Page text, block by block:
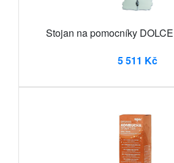
Stojan na pomocníky
5 511 Kč